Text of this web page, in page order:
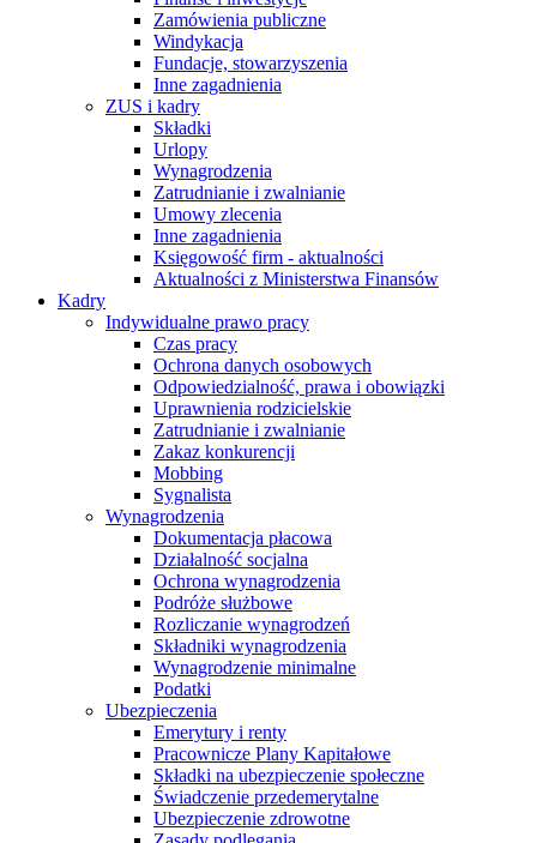
Zamówienia publiczne
Windykacja
Fundacje, stowarzyszenia
Inne zagadnienia
ZUS i kadry
Składki
Urlopy
Wynagrodzenia
Zatrudnianie i zwalnianie
Umowy zlecenia
Inne zagadnienia
Księgowość firm - aktualności
Aktualności z Ministerstwa Finansów
Kadry
Indywidualne prawo pracy
Czas pracy
Ochrona danych osobowych
Odpowiedzialność, prawa i obowiązki
Uprawnienia rodzicielskie
Zatrudnianie i zwalnianie
Zakaz konkurencji
Mobbing
Sygnalista
Wynagrodzenia
Dokumentacja płacowa
Działalność socjalna
Ochrona wynagrodzenia
Podróże służbowe
Rozliczanie wynagrodzeń
Składniki wynagrodzenia
Wynagrodzenie minimalne
Podatki
Ubezpieczenia
Emerytury i renty
Pracownicze Plany Kapitałowe
Składki na ubezpieczenie społeczne
Świadczenie przedemerytalne
Ubezpieczenie zdrowotne